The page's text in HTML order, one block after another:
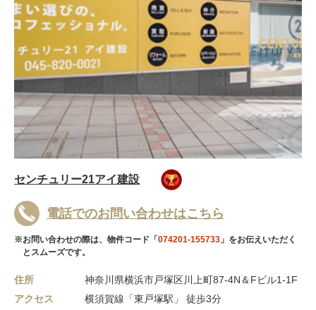
センチュリー21アイ建設
電話でのお問い合わせはこちら
※お問い合わせの際は、物件コード「 074201-155733 」をお伝えいただく
とスムーズです。
住所
神奈川県横浜市戸塚区川上町87-4N＆Fビル1-1F
アクセス
横須賀線「東戸塚駅」 徒歩3分